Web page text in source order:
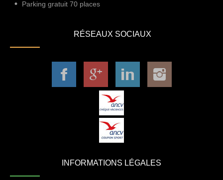
Parking gratuit 70 places
RÉSEAUX SOCIAUX
INFORMATIONS LÉGALES